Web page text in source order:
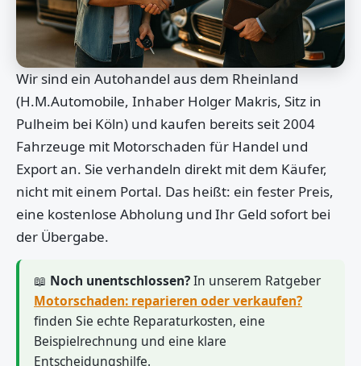
Wir sind ein Autohandel aus dem Rheinland
(H.M.Automobile, Inhaber Holger Makris, Sitz in
Pulheim bei Köln) und kaufen bereits seit 2004
Fahrzeuge mit Motorschaden für Handel und
Export an. Sie verhandeln direkt mit dem Käufer,
nicht mit einem Portal. Das heißt: ein fester Preis,
eine kostenlose Abholung und Ihr Geld sofort bei
der Übergabe.
📖 Noch unentschlossen?In unserem Ratgeber
Motorschaden: reparieren oder verkaufen?
finden Sie echte Reparaturkosten, eine
Beispielrechnung und eine klare
Entscheidungshilfe.